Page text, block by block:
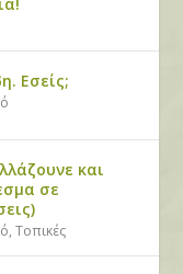
Εσείς;
και
σε
,Τοπικές